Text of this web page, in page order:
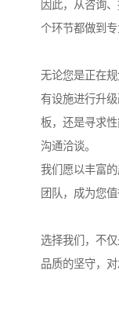
因此，从咨询
个环节都做到专
无论您是正在
有设施进行升
板，还是寻求
沟通洽谈。
我们愿以丰富
团队，成为您
选择我们，不
品质的坚守，对